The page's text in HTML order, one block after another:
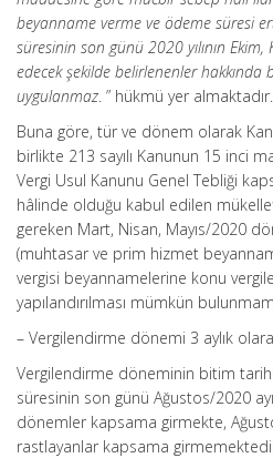
beyanname verme ve ödeme süresi
süresinin son günü 2020 yılının Ekim,
edecek şekilde belirlenenler
uygulanmaz. ” hükmü yer almaktadır.
Buna göre, tür ve dönem olarak
birlikte 213 sayılı Kanunun 15 inci
Vergi Usul Kanunu Genel Tebliği
hâlinde olduğu kabul edilen
gereken Mart, Nisan, Mayıs/2020
(muhtasar ve prim hizmet
vergisi beyannamelerine konu
yapılandırılması mümkün
– Vergilendirme dönemi 3 aylık
Vergilendirme döneminin bitim
süresinin son günü Ağustos/2020
dönemler kapsama girmekte,
rastlayanlar kapsama